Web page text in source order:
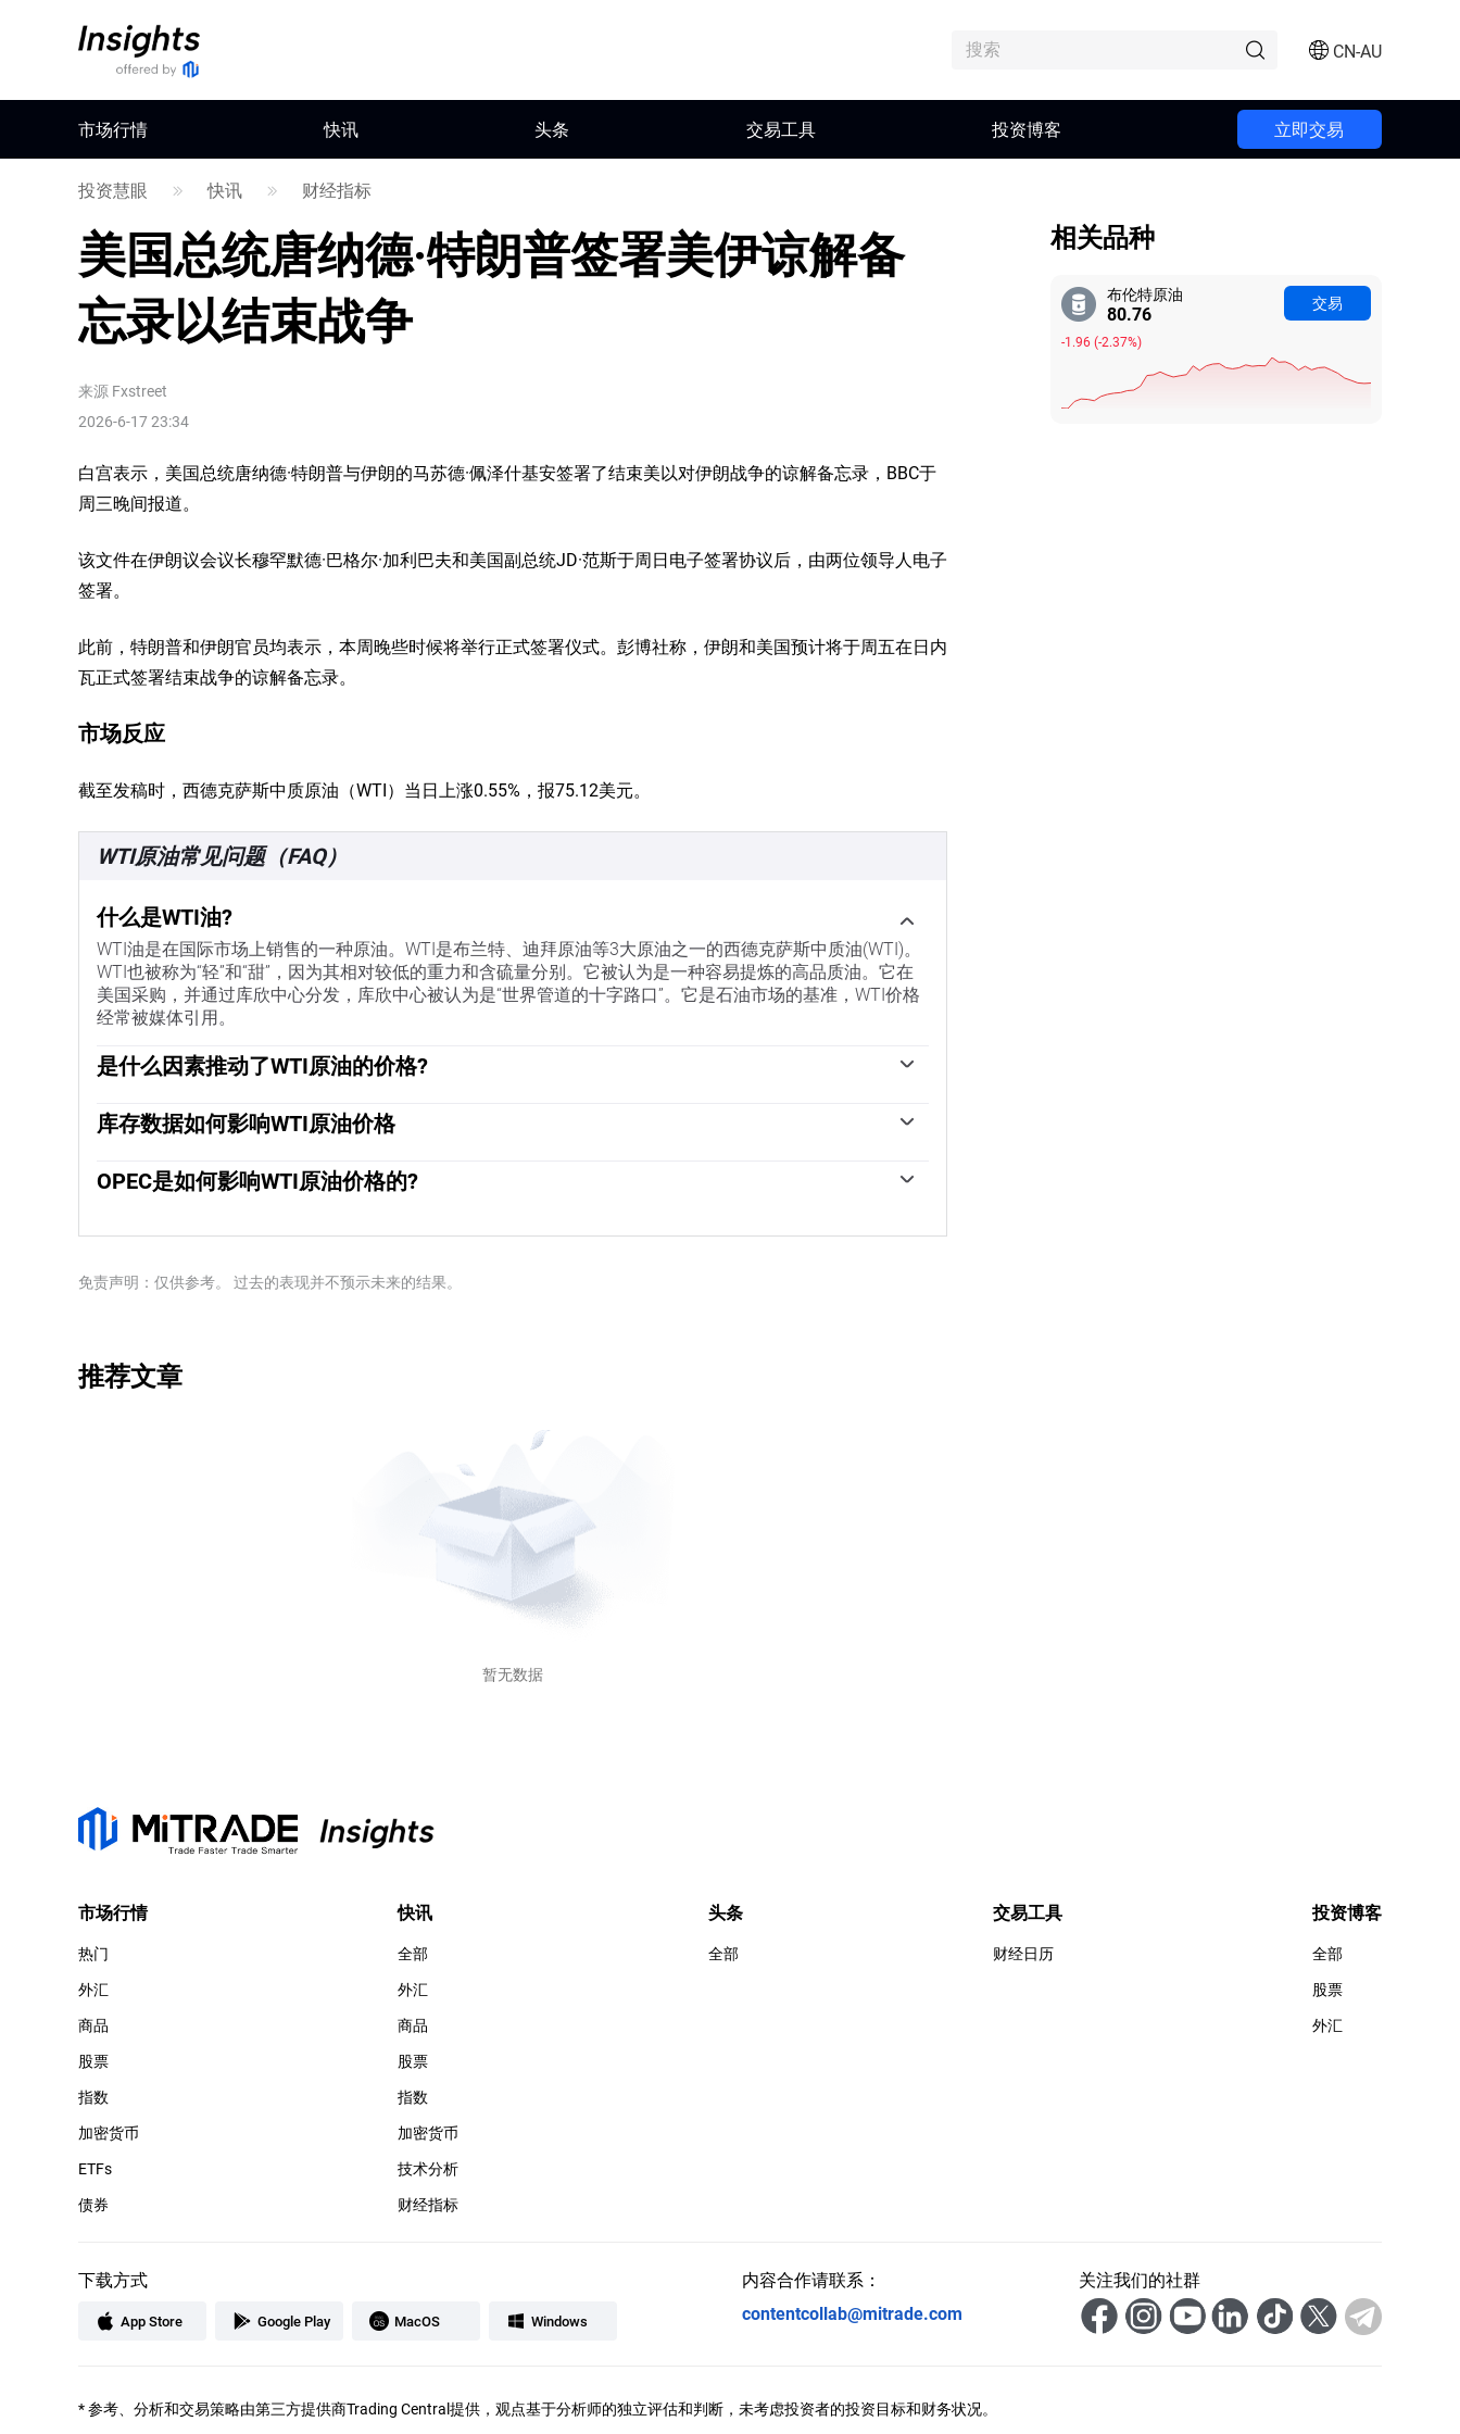
CN-AU
市场行情 快讯 头条 交易工具 投资博客 立即交易
投资慧眼 快讯 财经指标
美国总统唐纳德·特朗普签署美伊谅解备
忘录以结束战争
来源 Fxstreet
2026-6-17 23:34
白宫表示，美国总统唐纳德·特朗普与伊朗的马苏德·佩泽什基安签署了结束美以对伊朗战争的谅解备忘录，BBC于
周三晚间报道。
该文件在伊朗议会议长穆罕默德·巴格尔·加利巴夫和美国副总统JD·范斯于周日电子签署协议后，由两位领导人电子
签署。
此前，特朗普和伊朗官员均表示，本周晚些时候将举行正式签署仪式。彭博社称，伊朗和美国预计将于周五在日内
瓦正式签署结束战争的谅解备忘录。
市场反应
截至发稿时，西德克萨斯中质原油（WTI）当日上涨0.55%，报75.12美元。
WTI原油常见问题（FAQ）
什么是WTI油?
WTI油是在国际市场上销售的一种原油。WTI是布兰特、迪拜原油等3大原油之一的西德克萨斯中质油(WTI)。
WTI也被称为“轻”和“甜”，因为其相对较低的重力和含硫量分别。它被认为是一种容易提炼的高品质油。它在
美国采购，并通过库欣中心分发，库欣中心被认为是“世界管道的十字路口”。它是石油市场的基准，WTI价格
经常被媒体引用。
是什么因素推动了WTI原油的价格?
之亦然，导致全球增长疲软。政治不稳定、战争和制裁可能会扰乱供应并影响价格。主要产油国组成的石油
元交易，因此美元疲软可以使石油更便宜，反之亦然。
库存数据如何影响WTI原油价格
需的波动。如果数据显示库存下降，则可能表明需求增加，从而推高油价。库存增加可以反映供应增加，从
而压低价格。空气污染指数的报告每周二发布，环境影响评估报告于周二发布。它们的结果通常是相似的，
OPEC是如何影响WTI原油价格的?
他们的决定经常影响WTI原油价格。当欧佩克决定降低配额时，它可以收紧供应，推高油价。当欧佩克增加产
目的是俄罗斯。
免责声明：仅供参考。 过去的表现并不预示未来的结果。
推荐文章
暂无数据
相关品种
布伦特原油
80.76
-1.96(-2.37%)
交易
市场行情
热门
外汇
商品
股票
指数
加密货币
ETFs
债券
快讯
全部
外汇
商品
股票
指数
加密货币
技术分析
财经指标
头条
全部
交易工具
财经日历
投资博客
全部
股票
外汇
下载方式
App Store Google Play MacOS Windows
内容合作请联系：
contentcollab@mitrade.com
关注我们的社群
*参考、分析和交易策略由第三方提供商Trading Central提供，观点基于分析师的独立评估和判断，未考虑投资者的投资目标和财务状况。